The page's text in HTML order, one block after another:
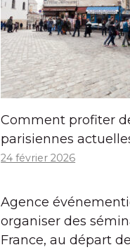
Comment profiter
parisiennes
24 février 2026
Agence
organiser des
France, au départ